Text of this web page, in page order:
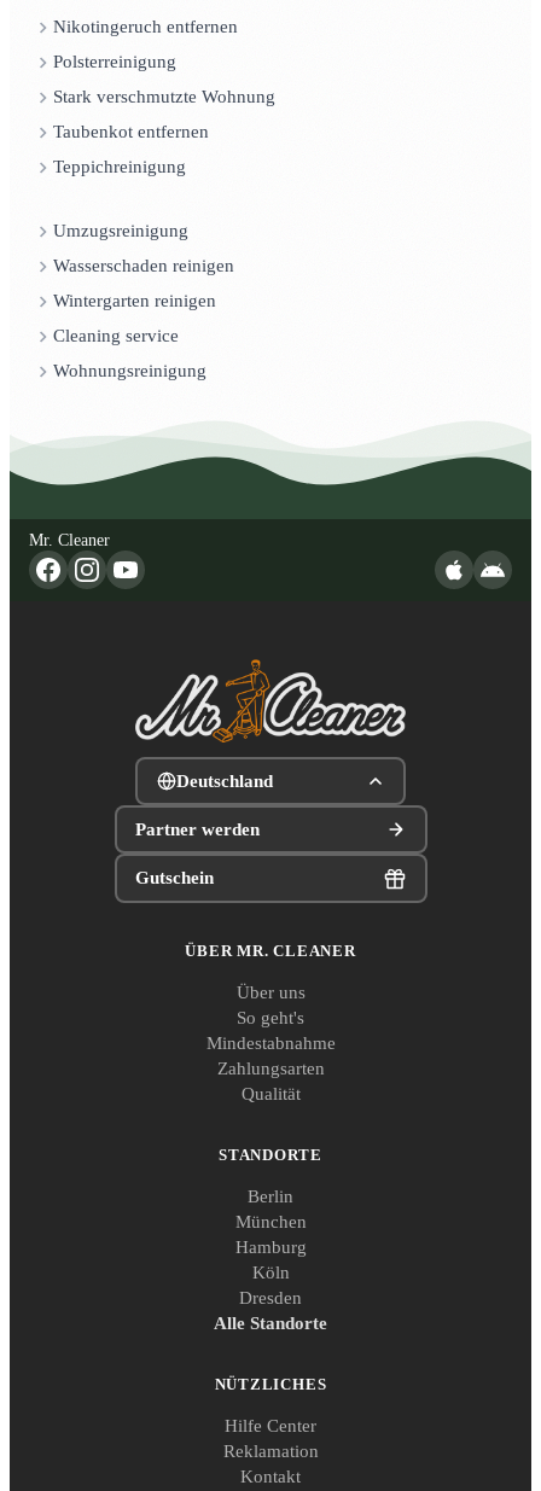
Nikotingeruch entfernen
Polsterreinigung
Stark verschmutzte Wohnung
Taubenkot entfernen
Teppichreinigung
Umzugsreinigung
Wasserschaden reinigen
Wintergarten reinigen
Cleaning service
Wohnungsreinigung
Mr. Cleaner
Deutschland
Partner werden
Gutschein
ÜBER MR. CLEANER
Über uns
So geht's
Mindestabnahme
Zahlungsarten
Qualität
STANDORTE
Berlin
München
Hamburg
Köln
Dresden
Alle Standorte
NÜTZLICHES
Hilfe Center
Reklamation
Kontakt